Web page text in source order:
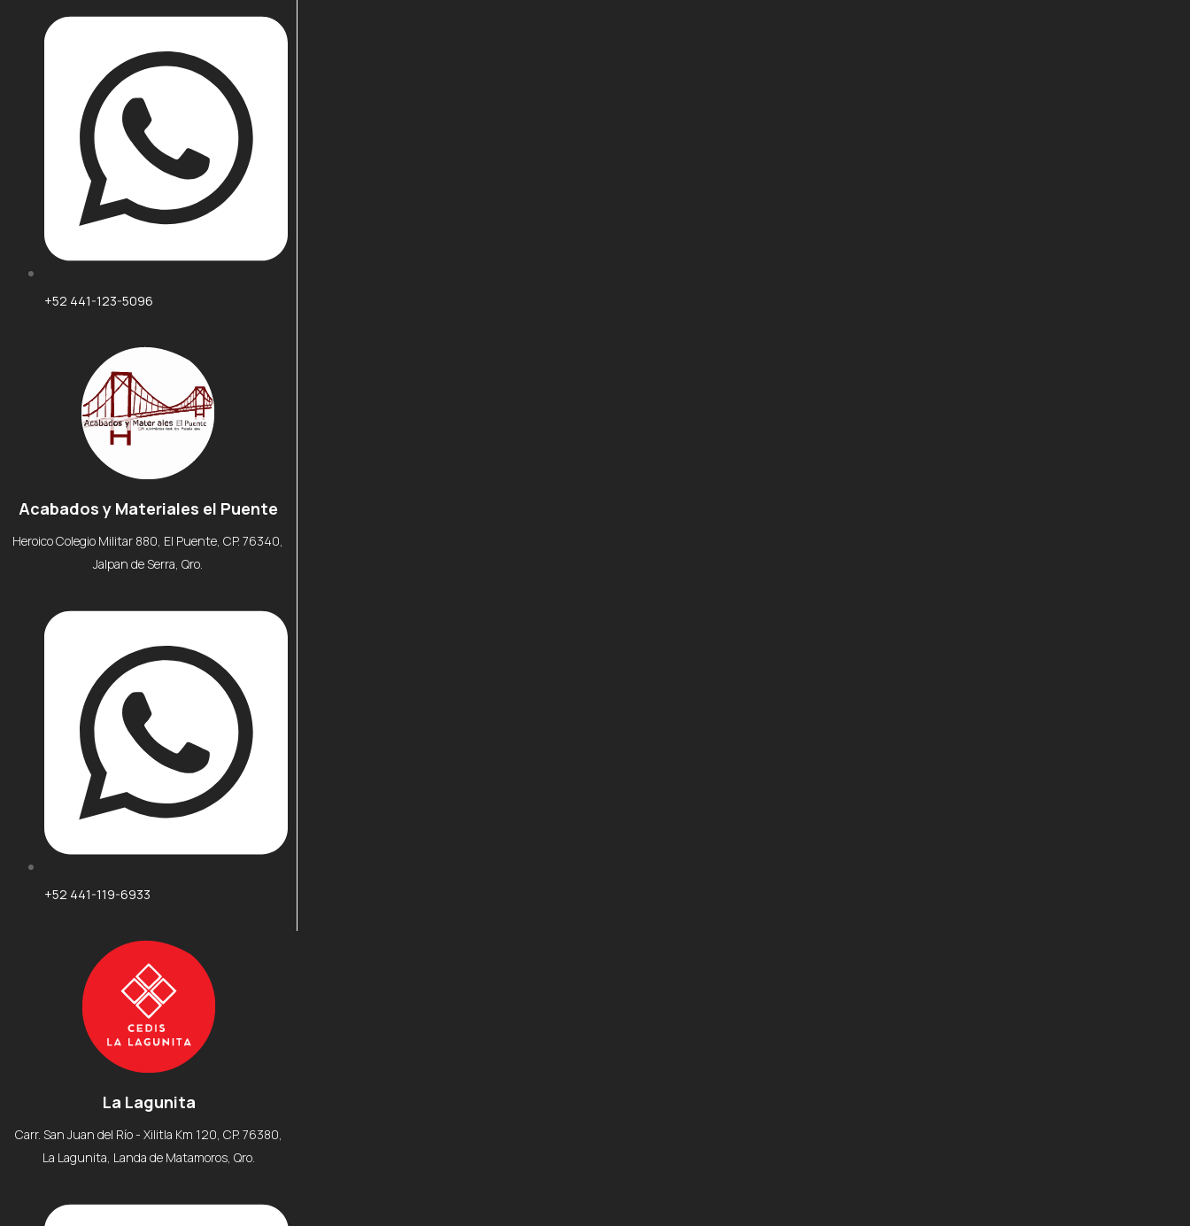
+52 441-123-5096
Acabados y Materiales el Puente
Heroico Colegio Militar 880, El Puente, CP. 76340,
Jalpan de Serra, Qro.
+52 441-119-6933
La Lagunita
Carr. San Juan del Río - Xilitla Km 120, CP. 76380,
La Lagunita, Landa de Matamoros, Qro.